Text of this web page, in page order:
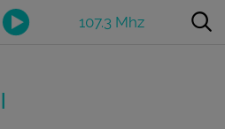
107.3 Mhz